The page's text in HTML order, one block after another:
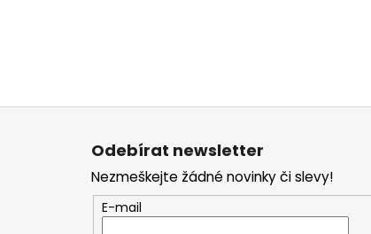
Z
Odebírat newsletter
Nezmeškejte žádné novinky či slevy!
E-mail